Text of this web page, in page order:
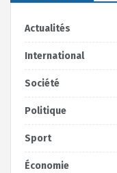
Actualités
International
Société
Politique
Sport
Économie